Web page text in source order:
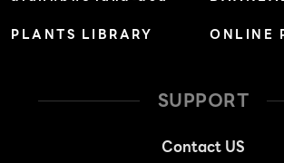
PLANTS LIBRARY
ONLINE
SUPPORT
Contact US